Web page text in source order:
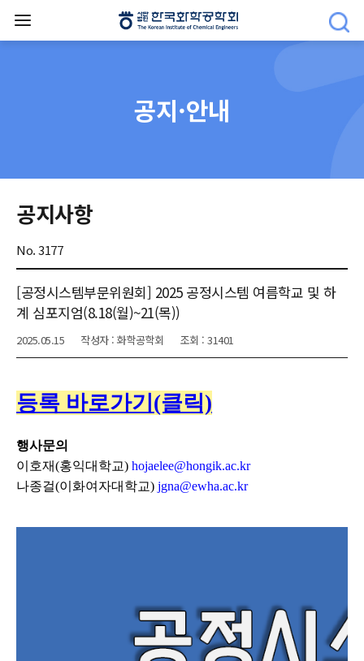
공지·안내
공지사항
No. 3177
[공정시스템부문위원회] 2025 공정시스템 여름학교 및 하
계 심포지엄(8.18(월)~21(목))
2025.05.15 작성자 : 화학공학회 조회 : 31401